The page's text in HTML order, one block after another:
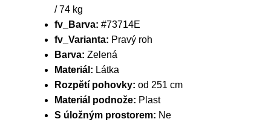
/ 74 kg
fv_Barva: #73714E
fv_Varianta: Pravý roh
Barva: Zelená
Materiál: Látka
Rozpětí pohovky: od 251 cm
Materiál podnože: Plast
S úložným prostorem: Ne